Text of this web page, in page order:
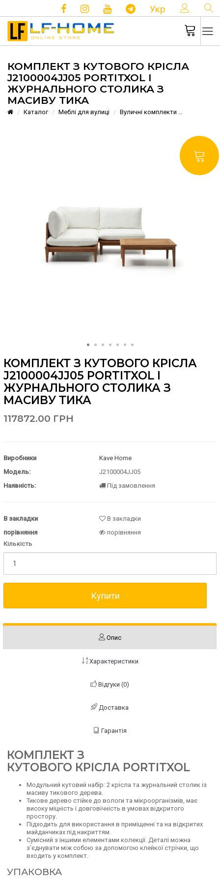
Укр
КОМПЛЕКТ З КУТОВОГО КРІСЛА
J2100004JJ05 PORTITXOL І
ЖУРНАЛЬНОГО СТОЛИКА З
МАСИВУ ТИКА
Каталог Меблі для вулиці Вуличні комплекти
КОМПЛЕКТ З КУТОВОГО КРІСЛА
J2100004JJ05 PORTITXOL І
ЖУРНАЛЬНОГО СТОЛИКА З
МАСИВУ ТИКА
117872.00 ГРН
Виробники
Kave Home
Модель:
J2100004JJ05
Наявність:
Під замовлення
В закладки
В закладки
порівняння
порівняння
Кількість
Купити
Опис
Характеристики
Відгуки (0)
Доставка
Гарантія
КОМПЛЕКТ З
КУТОВОГО КРІСЛА PORTITXOL
Модульний кутовий набір: 2 крісла та журнальний столик із
масиву тикового дерева.
Тикове дерево стійке до вологи та мікроорганізмів, має
високу міцність і довговічність в умовах відкритого
простору.
Підходить для використання в приміщенні та на відкритих
майданчиках під накриттям.
Сумісний з іншими елементами колекції. Деталі можна
з'єднувати між собою за допомогою клейкої стрічки, що
входить у комплект.
УПАКОВКА